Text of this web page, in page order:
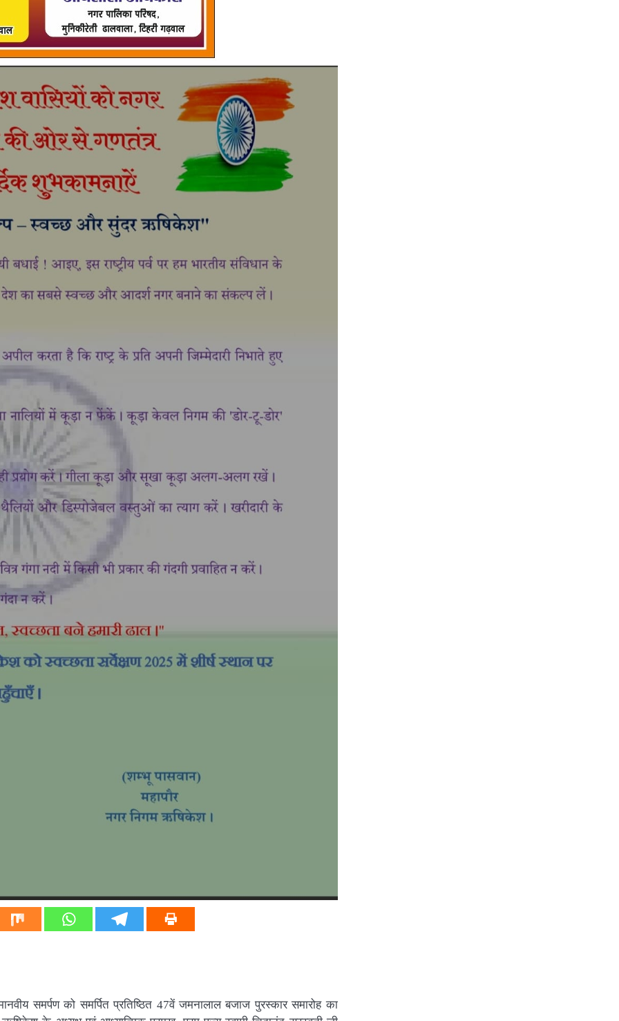
समर्पण को समर्पित प्रतिष्ठित 47वें जमनालाल बजाज पुरस्कार समारोह का